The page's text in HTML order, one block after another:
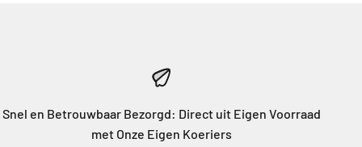
Snel en Betrouwbaar Bezorgd: Direct uit Eigen Voorraad
met Onze Eigen Koeriers